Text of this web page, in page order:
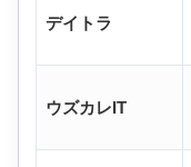
デイトラ
ウズカレIT